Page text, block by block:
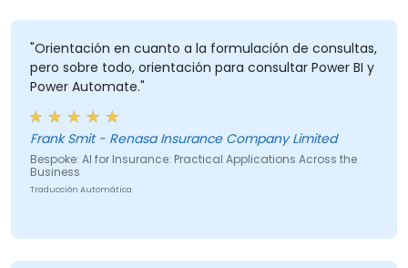
"Orientación en cuanto a la formulación de consultas,
pero sobre todo, orientación para consultar Power BI y
Power Automate."
Frank Smit - Renasa Insurance Company Limited
Bespoke: AI for Insurance: Practical Applications Across the
Business
Traducción Automática